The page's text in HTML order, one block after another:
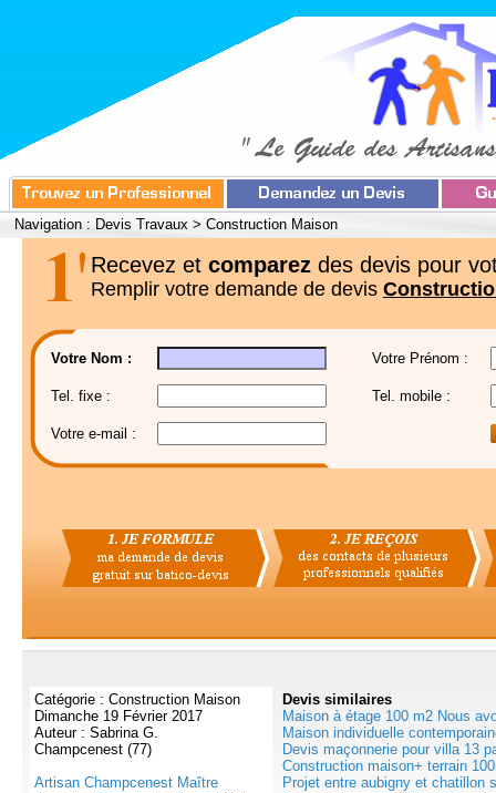
Navigation : Devis Travaux > Construction Maison
Recevez et comparez des devis pour
Remplir votre demande de devis
Votre Nom : Votre Prénom :
Tel. fixe : Tel. mobile :
Votre e-mail :
Catégorie : Construction Maison
Dimanche 19 Février 2017
Auteur : Sabrina G.
Champcenest (77)
Artisan Champcenest Maître
Devis similaires
Maison à étage 100 m2 Nous
Maison individuelle
Devis maçonnerie pour villa 13
Construction maison+ terrain
Projet entre aubigny et chatillon